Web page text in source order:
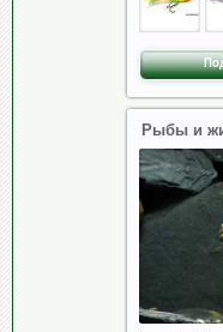
Рыбы и